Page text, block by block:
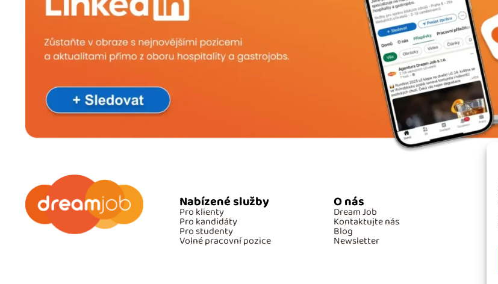
Nabízené služby
Pro klienty
Pro kandidáty
Pro studenty
Volné pracovní pozice
O nás
Dream Job
Kontaktujte nás
Blog
Newsletter